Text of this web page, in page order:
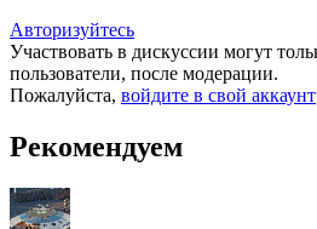
Авторизуйтесь
Участвовать в дискуссии могут
пользователи, после модерации.
Пожалуйста, войдите в свой аккаунт
Рекомендуем